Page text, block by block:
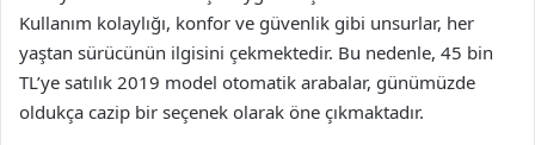
Kullanım kolaylığı, konfor ve güvenlik gibi unsurlar, her
yaştan sürücünün ilgisini çekmektedir. Bu nedenle, 45 bin
TL’ye satılık 2019 model otomatik arabalar, günümüzde
oldukça cazip bir seçenek olarak öne çıkmaktadır.